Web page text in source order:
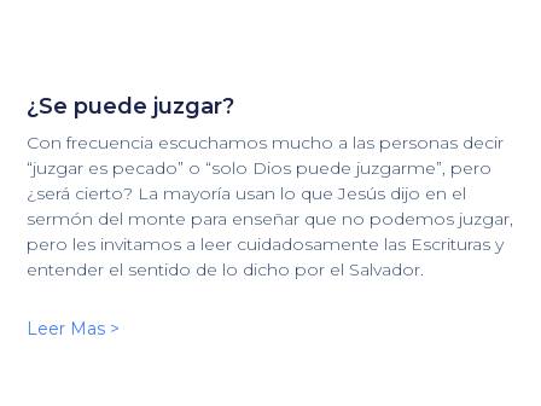
¿Se puede juzgar?
Con frecuencia escuchamos mucho a las personas decir
“juzgar es pecado” o “solo Dios puede juzgarme”, pero
¿será cierto? La mayoría usan lo que Jesús dijo en el
sermón del monte para enseñar que no podemos juzgar,
pero les invitamos a leer cuidadosamente las Escrituras y
entender el sentido de lo dicho por el Salvador.
Leer Mas >